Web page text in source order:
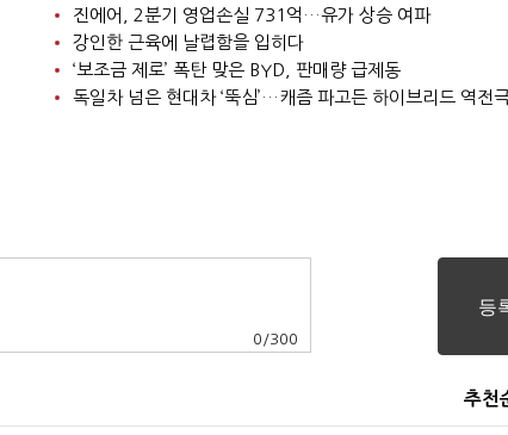
진에어, 2분기 영업손실 731억…유가 상승 여파
강인한 근육에 날렵함을 입히다
‘보조금 제로’ 폭탄 맞은 BYD, 판매량 급제동
독일차 넘은 현대차 ‘뚝심’…캐즘 파고든 하이브리드 역전
0 /300
추천